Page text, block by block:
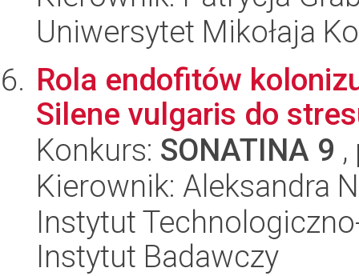
Uniwersytet Mikołaja
Rola endofitów
Silene vulgaris do
Konkurs: SONATINA 9
Kierownik: Aleksandra
Instytut
Instytut Badawczy